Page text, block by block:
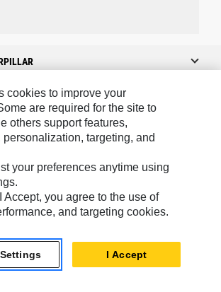
Marketing
cookies to improve your
are required for the site to
others support features,
personalization, targeting, and
your preferences anytime using
Accept, you agree to the use of
and targeting cookies.
I Accept